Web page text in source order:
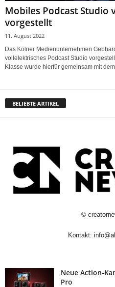
Mobiles Podcast Studio
vorgestellt
11. August 2022
Das Kölner Medienunternehmen
vollelektrisches Podcast Studio
Klasse wurde hierfür gemeinsam mit dem
BELIEBTE ARTIKEL
©
Kontakt:
Neue Action-
Pro